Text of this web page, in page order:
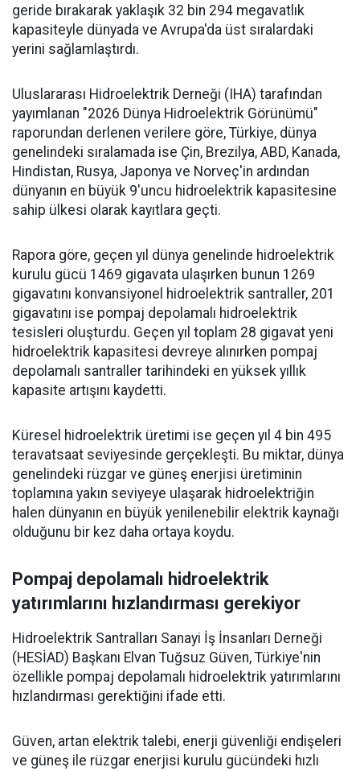
geride bırakarak yaklaşık 32 bin 294 megavatlık
kapasiteyle dünyada ve Avrupa'da üst sıralardaki
yerini sağlamlaştırdı.
Uluslararası Hidroelektrik Derneği (IHA) tarafından
yayımlanan "2026 Dünya Hidroelektrik Görünümü"
raporundan derlenen verilere göre, Türkiye, dünya
genelindeki sıralamada ise Çin, Brezilya, ABD, Kanada,
Hindistan, Rusya, Japonya ve Norveç'in ardından
dünyanın en büyük 9'uncu hidroelektrik kapasitesine
sahip ülkesi olarak kayıtlara geçti.
Rapora göre, geçen yıl dünya genelinde hidroelektrik
kurulu gücü 1469 gigavata ulaşırken bunun 1269
gigavatını konvansiyonel hidroelektrik santraller, 201
gigavatını ise pompaj depolamalı hidroelektrik
tesisleri oluşturdu. Geçen yıl toplam 28 gigavat yeni
hidroelektrik kapasitesi devreye alınırken pompaj
depolamalı santraller tarihindeki en yüksek yıllık
kapasite artışını kaydetti.
Küresel hidroelektrik üretimi ise geçen yıl 4 bin 495
teravatsaat seviyesinde gerçekleşti. Bu miktar, dünya
genelindeki rüzgar ve güneş enerjisi üretiminin
toplamına yakın seviyeye ulaşarak hidroelektriğin
halen dünyanın en büyük yenilenebilir elektrik kaynağı
olduğunu bir kez daha ortaya koydu.
Pompaj depolamalı hidroelektrik
yatırımlarını hızlandırması gerekiyor
Hidroelektrik Santralları Sanayi İş İnsanları Derneği
(HESİAD) Başkanı Elvan Tuğsuz Güven, Türkiye'nin
özellikle pompaj depolamalı hidroelektrik yatırımlarını
hızlandırması gerektiğini ifade etti.
Güven, artan elektrik talebi, enerji güvenliği endişeleri
ve güneş ile rüzgar enerjisi kurulu gücündeki hızlı